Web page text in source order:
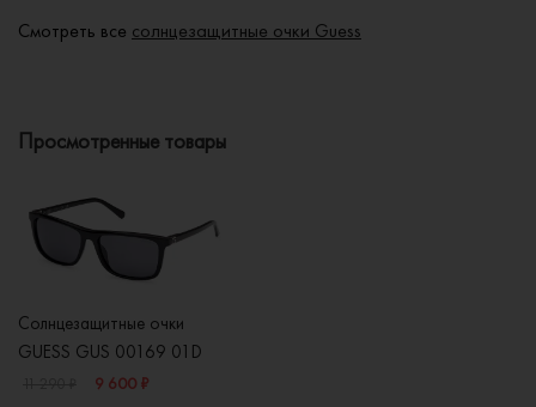
Смотреть все солнцезащитные очки Guess
Просмотренные товары
Солнцезащитные очки
GUESS GUS 00169 01D
9 600 ₽